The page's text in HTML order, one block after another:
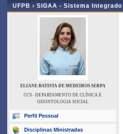
UFPB › SIGAA - Sistema
ELIANE BATISTA DE MEDEIROS SERPA
CCS - DEPARTAMENTO DE CLÍNICA E
ODONTOLOGIA SOCIAL
Perfil Pessoal
Disciplinas Ministradas